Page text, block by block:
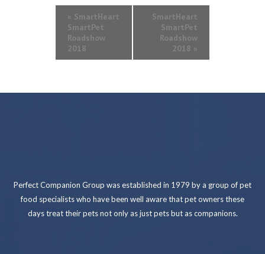
« SmartHeart
SmartPet
Roadshow
2018
SmartHeart
SmartPet
Roadshow
2018 »
Perfect Companion Group was established in 1979 by a group of pet
food specialists who have been well aware that pet owners these
days treat their pets not only as just pets but as companions.